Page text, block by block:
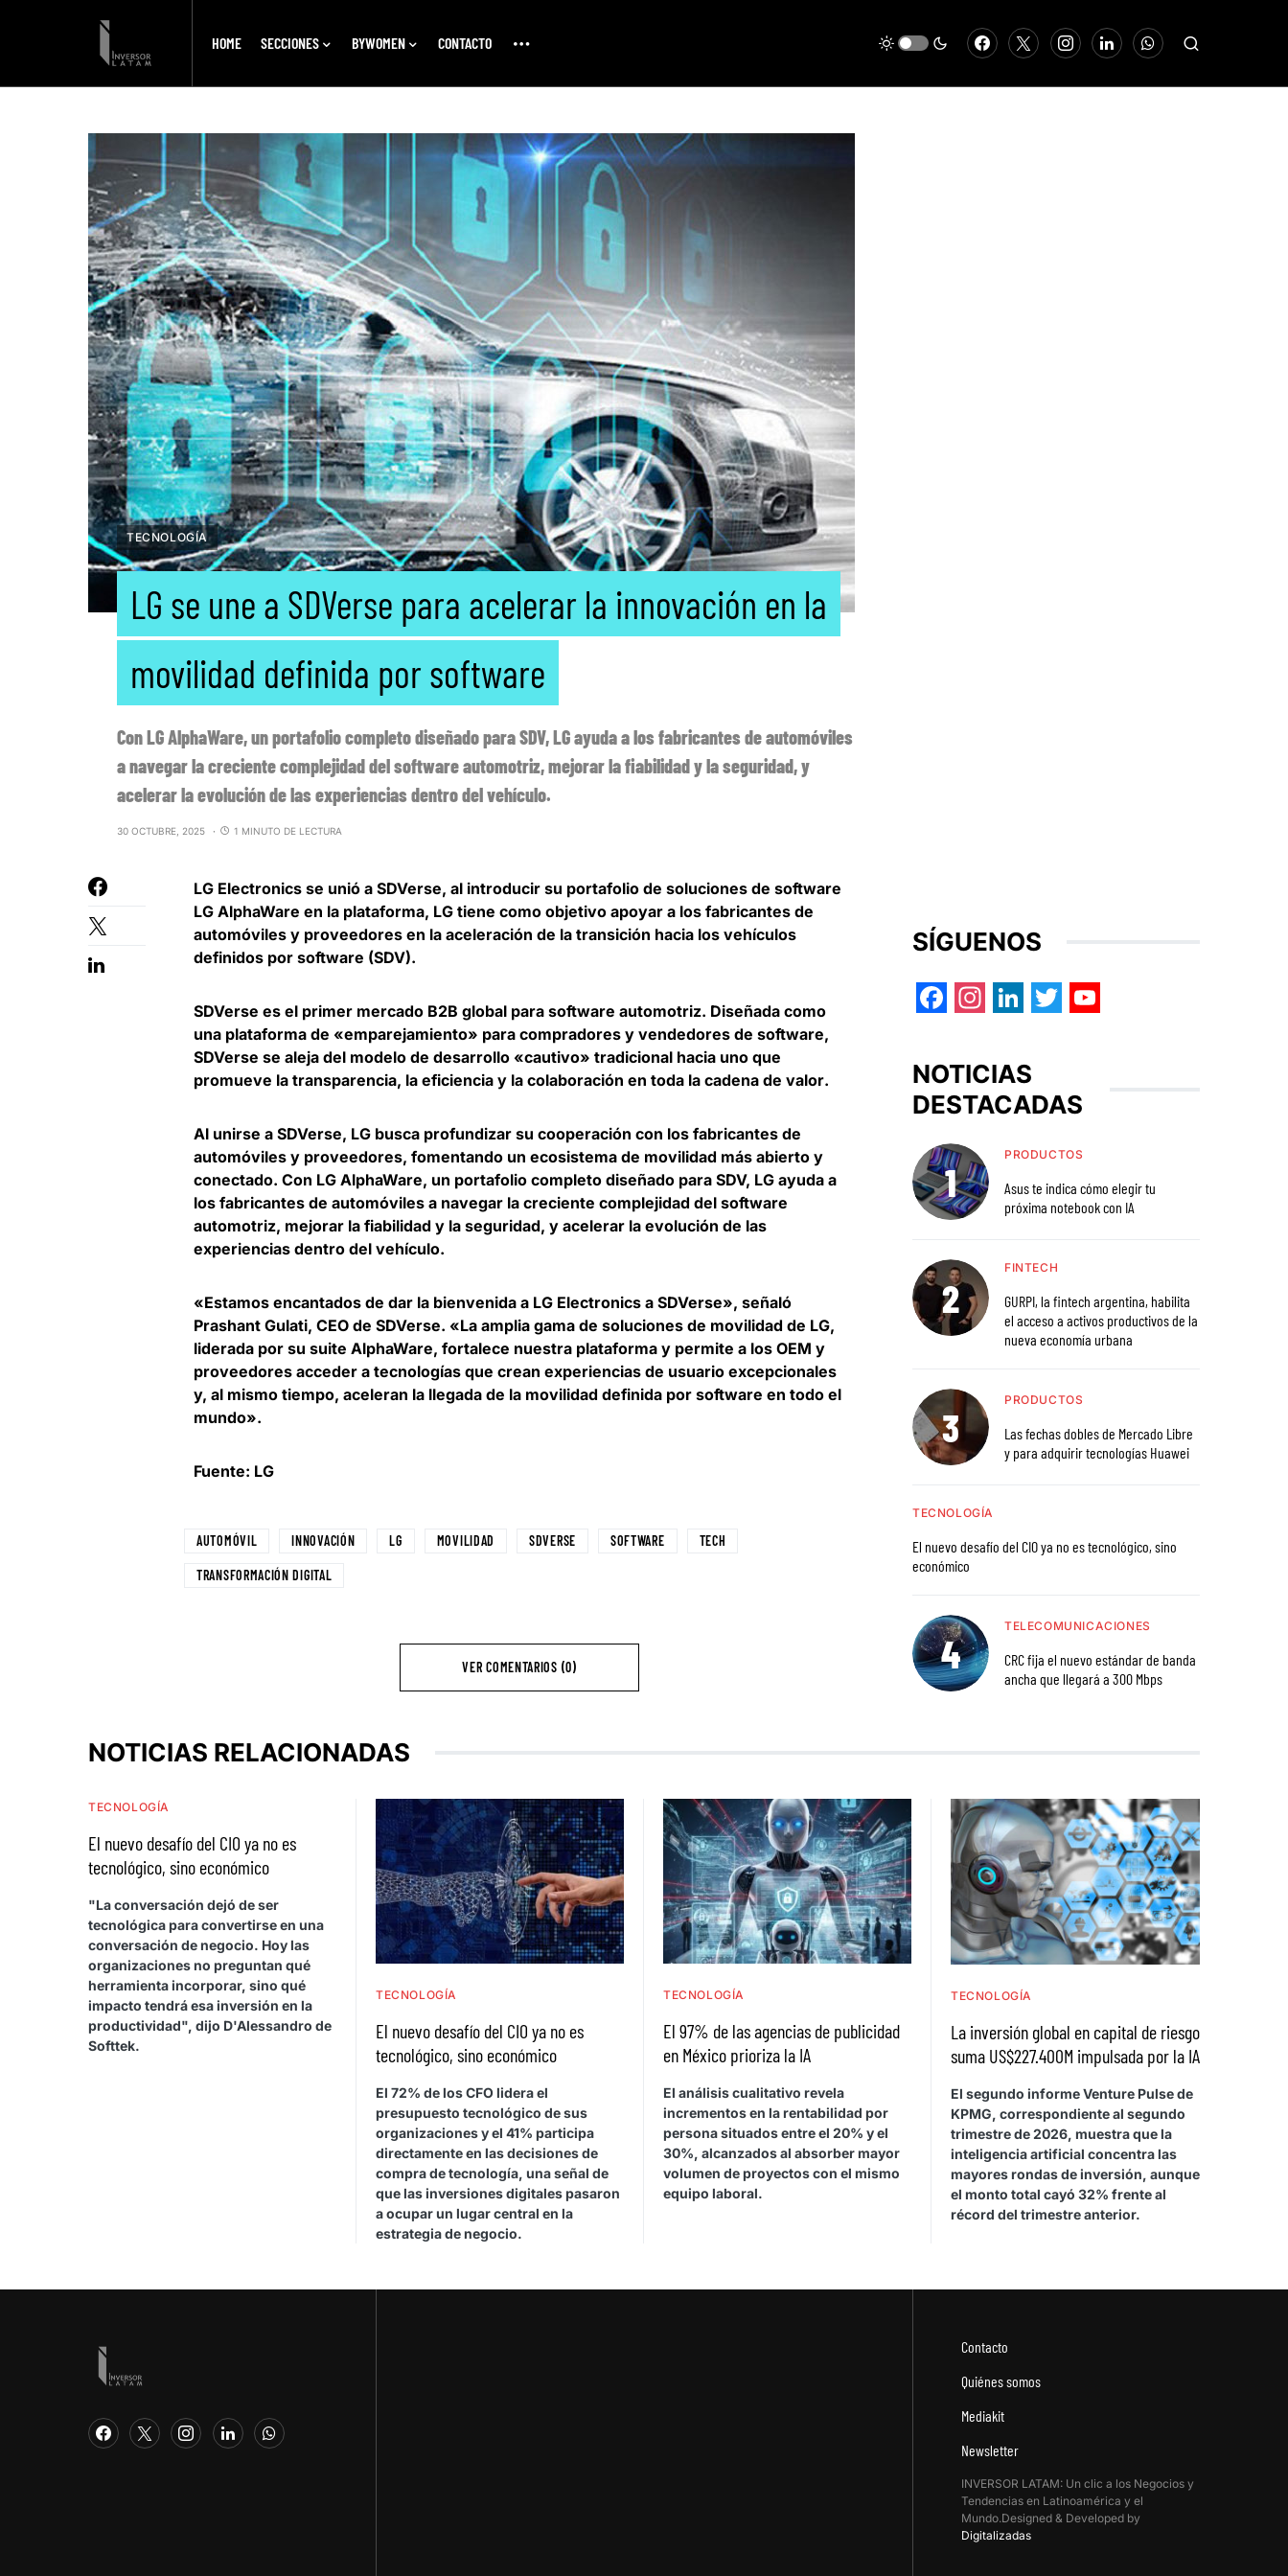
HOME SECCIONES BYWOMEN CONTACTO
TECNOLOGÍA
LG se une a SDVerse para acelerar la innovación en la
movilidad definida por software
Con LG AlphaWare, un portafolio completo diseñado para SDV, LG ayuda a los fabricantes de automóviles
a navegar la creciente complejidad del software automotriz, mejorar la fiabilidad y la seguridad, y
acelerar la evolución de las experiencias dentro del vehículo.
30 OCTUBRE, 2025 1 MINUTO DE LECTURA
LG Electronics se unió a SDVerse, al introducir su portafolio de soluciones de software
LG AlphaWare en la plataforma, LG tiene como objetivo apoyar a los fabricantes de
automóviles y proveedores en la aceleración de la transición hacia los vehículos
definidos por software (SDV).
SDVerse es el primer mercado B2B global para software automotriz. Diseñada como
una plataforma de «emparejamiento» para compradores y vendedores de software,
SDVerse se aleja del modelo de desarrollo «cautivo» tradicional hacia uno que
promueve la transparencia, la eficiencia y la colaboración en toda la cadena de valor.
Al unirse a SDVerse, LG busca profundizar su cooperación con los fabricantes de
automóviles y proveedores, fomentando un ecosistema de movilidad más abierto y
conectado. Con LG AlphaWare, un portafolio completo diseñado para SDV, LG ayuda a
los fabricantes de automóviles a navegar la creciente complejidad del software
automotriz, mejorar la fiabilidad y la seguridad, y acelerar la evolución de las
experiencias dentro del vehículo.
«Estamos encantados de dar la bienvenida a LG Electronics a SDVerse», señaló
Prashant Gulati, CEO de SDVerse. «La amplia gama de soluciones de movilidad de LG,
liderada por su suite AlphaWare, fortalece nuestra plataforma y permite a los OEM y
proveedores acceder a tecnologías que crean experiencias de usuario excepcionales
y, al mismo tiempo, aceleran la llegada de la movilidad definida por software en todo el
mundo».
Fuente: LG
AUTOMÓVIL INNOVACIÓN LG MOVILIDAD SDVERSE SOFTWARE TECH
TRANSFORMACIÓN DIGITAL
VER COMENTARIOS (0)
SÍGUENOS
NOTICIAS
DESTACADAS
PRODUCTOS
Asus te indica cómo elegir tu
próxima notebook con IA
FINTECH
GURPI, la fintech argentina, habilita
el acceso a activos productivos de la
nueva economía urbana
PRODUCTOS
Las fechas dobles de Mercado Libre
y para adquirir tecnologías Huawei
TECNOLOGÍA
El nuevo desafío del CIO ya no es tecnológico, sino
económico
TELECOMUNICACIONES
CRC fija el nuevo estándar de banda
ancha que llegará a 300 Mbps
NOTICIAS RELACIONADAS
TECNOLOGÍA
El nuevo desafío del CIO ya no es
tecnológico, sino económico
"La conversación dejó de ser
tecnológica para convertirse en una
conversación de negocio. Hoy las
organizaciones no preguntan qué
herramienta incorporar, sino qué
impacto tendrá esa inversión en la
productividad", dijo D'Alessandro de
Softtek.
TECNOLOGÍA
El nuevo desafío del CIO ya no es
tecnológico, sino económico
El 72% de los CFO lidera el
presupuesto tecnológico de sus
organizaciones y el 41% participa
directamente en las decisiones de
compra de tecnología, una señal de
que las inversiones digitales pasaron
a ocupar un lugar central en la
estrategia de negocio.
TECNOLOGÍA
El 97% de las agencias de publicidad
en México prioriza la IA
El análisis cualitativo revela
incrementos en la rentabilidad por
persona situados entre el 20% y el
30%, alcanzados al absorber mayor
volumen de proyectos con el mismo
equipo laboral.
TECNOLOGÍA
La inversión global en capital de riesgo
suma US$227.400M impulsada por la IA
El segundo informe Venture Pulse de
KPMG, correspondiente al segundo
trimestre de 2026, muestra que la
inteligencia artificial concentra las
mayores rondas de inversión, aunque
el monto total cayó 32% frente al
récord del trimestre anterior.
Contacto
Quiénes somos
Mediakit
Newsletter
INVERSOR LATAM: Un clic a los Negocios y
Tendencias en Latinoamérica y el
Mundo.Designed & Developed by
Digitalizadas